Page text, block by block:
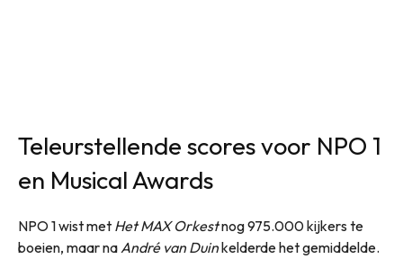
Teleurstellende scores voor NPO 1
en Musical Awards
NPO 1 wist met Het MAX Orkestnog 975.000 kijkers te
boeien, maar naAndré van Duinkelderde het gemiddelde.